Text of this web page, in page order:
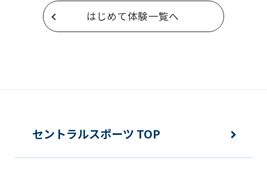
はじめて体験一覧へ
セントラルスポーツ TOP